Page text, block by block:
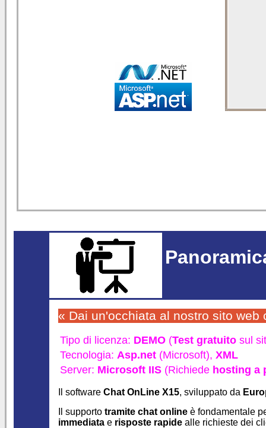
« Dai un'occhiata al nostro sito web
Tipo di licenza: DEMO (Test gratuito sul
Tecnologia: Asp.net (Microsoft), XML
Server: Microsoft IIS (Richiede hosting a
Il software Chat OnLine X15, sviluppato da
Il supporto tramite chat online è fondamentale
immediata e risposte rapide alle richieste dei